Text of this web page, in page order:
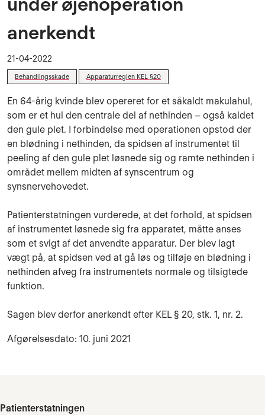
anerkendt
21-04-2022
Behandlingsskade Apparaturreglen KEL §20
En 64-årig kvinde blev opereret for et såkaldt makulahul,
som er et hul den centrale del af nethinden – også kaldet
den gule plet. I forbindelse med operationen opstod der
en blødning i nethinden, da spidsen af instrumentet til
peeling af den gule plet løsnede sig og ramte nethinden i
området mellem midten af synscentrum og
synsnervehovedet.
Patienterstatningen vurderede, at det forhold, at spidsen
af instrumentet løsnede sig fra apparatet, måtte anses
som et svigt af det anvendte apparatur. Der blev lagt
vægt på, at spidsen ved at gå løs og tilføje en blødning i
nethinden afveg fra instrumentets normale og tilsigtede
funktion.
Sagen blev derfor anerkendt efter KEL § 20, stk. 1, nr. 2.
Afgørelsesdato: 10. juni 2021
Patienterstatningen